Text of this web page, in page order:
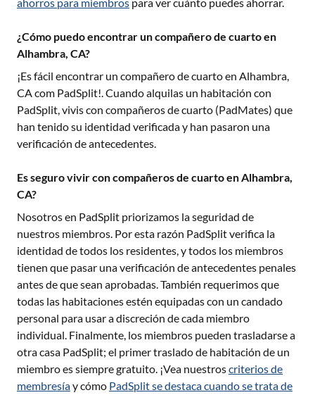
¿Cómo puedo encontrar un compañero de cuarto en
Alhambra, CA?
¡Es fácil encontrar un compañero de cuarto en Alhambra,
CAcom PadSplit!. Cuando alquilas un habitación con
PadSplit, vivis con compañeros de cuarto (PadMates) que
han tenido su identidad verificada y han pasaron una
verificación de antecedentes.
Es seguro vivir con compañeros de cuarto en Alhambra,
CA?
Nosotros en PadSplit priorizamos la seguridad de
nuestros miembros. Por esta razón PadSplit verifica la
identidad de todos los residentes, y todos los miembros
tienen que pasar una verificación de antecedentes penales
antes de que sean aprobadas. También requerimos que
todas las habitaciones estén equipadas con un candado
personal para usar a discreción de cada miembro
individual. Finalmente, los miembros pueden trasladarse a
otra casa PadSplit; el primer traslado de habitación de un
miembro es siempre gratuito. ¡Vea nuestroscriterios de
membresíay cómo PadSplit se destaca cuando se trata de